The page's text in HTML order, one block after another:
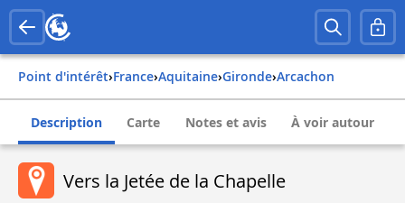
Point d'intérêt› france› aquitaine› gironde› arcachon
Description Carte Notes et avis À voir autour
Vers la Jetée de la Chapelle